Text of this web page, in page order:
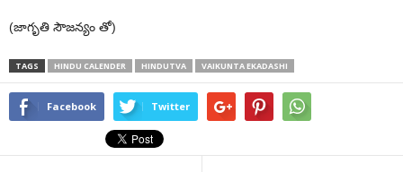
(జాగృతి సౌజన్యం తో)
TAGS HINDU CALENDER HINDUTVA VAIKUNTA EKADASHI
Facebook Twitter